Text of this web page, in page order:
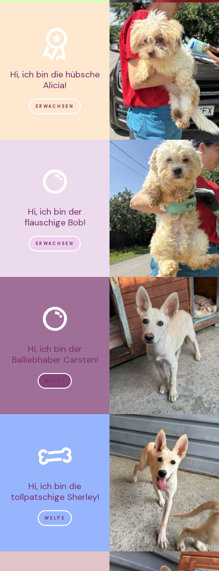
Hi, ich bin die hübsche
Alicia!
ERWACHSEN
Hi, ich bin der
flauschige Bob!
ERWACHSEN
Hi, ich bin der
Balliebhaber Carsten!
Hi, ich bin die
tollpatschige Sherley!
WELPE